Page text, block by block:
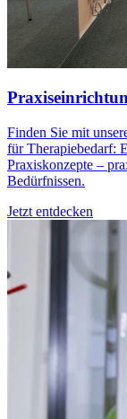
Finden Sie mit
für Therapiebedarf:
Praxiskonzepte –
Bedürfnissen.
Jetzt entdecken